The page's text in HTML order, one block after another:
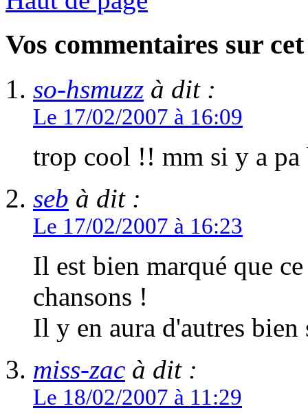
Vos commentaires sur
so-hsmuzz à dit :
Le 17/02/2007 à 16:09
trop cool !! mm si y a pa
seb à dit :
Le 17/02/2007 à 16:23
Il est bien marqué que
chansons !
Il y en aura d'autres bien
miss-zac à dit :
Le 18/02/2007 à 11:29